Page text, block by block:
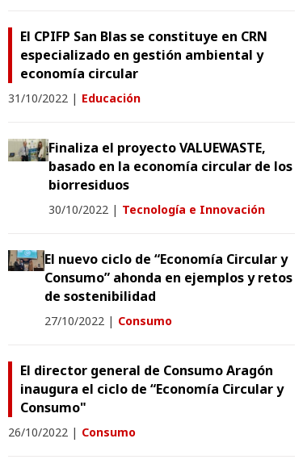
El CPIFP San Blas se constituye en CRN
especializado en gestión ambiental y
economía circular
31/10/2022 | Educación
Finaliza el proyecto VALUEWASTE,
basado en la economía circular de los
biorresiduos
30/10/2022 | Tecnología e Innovación
El nuevo ciclo de “Economía Circular y
Consumo” ahonda en ejemplos y retos
de sostenibilidad
27/10/2022 | Consumo
El director general de Consumo Aragón
inaugura el ciclo de “Economía Circular y
Consumo"
26/10/2022 | Consumo